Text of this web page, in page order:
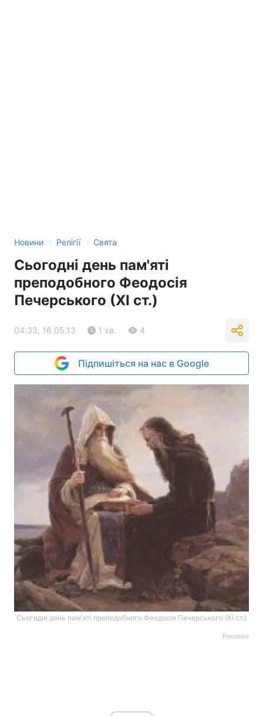
Новини › Релігії › Свята
Сьогодні день пам'яті
преподобного Феодосія
Печерського (ХІ ст.)
04:33, 16.05.13 1 хв. 4
Підпишіться на нас в Google
Сьогодні день пам'яті преподобного Феодосія Печерського (ХІ ст.)
Реклама